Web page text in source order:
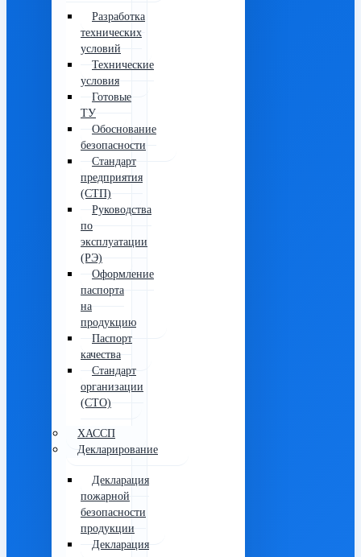
Разработка
технических
условий
Технические
условия
Готовые
ТУ
Обоснование
безопасности
Стандарт
предприятия
(СТП)
Руководства
по
эксплуатации
(РЭ)
Оформление
паспорта
на
продукцию
Паспорт
качества
Стандарт
организации
(СТО)
ХАССП
Декларирование
Декларация
пожарной
безопасности
продукции
Декларация